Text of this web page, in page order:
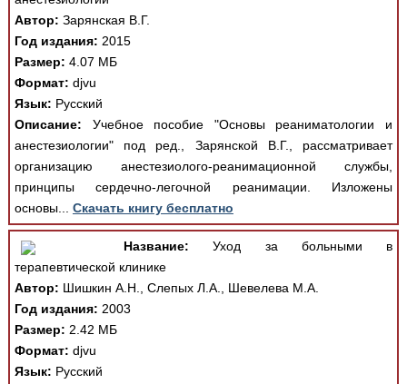
Автор: Зарянская В.Г.
Год издания: 2015
Размер: 4.07 МБ
Формат: djvu
Язык: Русский
Описание: Учебное пособие "Основы реаниматологии и
анестезиологии" под ред., Зарянской В.Г., рассматривает
организацию анестезиолого-реанимационной службы,
принципы сердечно-легочной реанимации. Изложены
основы... Скачать книгу бесплатно
Название: Уход за больными в
терапевтической клинике
Автор: Шишкин А.Н., Слепых Л.A., Шевелева М.А.
Год издания: 2003
Размер: 2.42 МБ
Формат: djvu
Язык: Русский